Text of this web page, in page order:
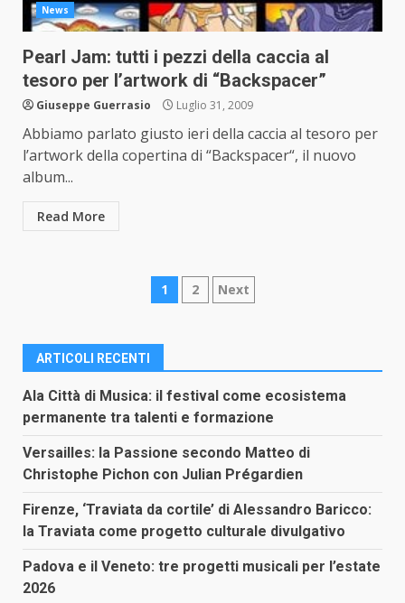
News
Pearl Jam: tutti i pezzi della caccia al
tesoro per l’artwork di “Backspacer”
Giuseppe Guerrasio Luglio 31, 2009
Abbiamo parlato giusto ieri della caccia al tesoro per
l’artwork della copertina di “Backspacer“, il nuovo
album...
Read More
Paginazione
articoli
1 2 Next
ARTICOLI RECENTI
Ala Città di Musica: il festival come ecosistema
permanente tra talenti e formazione
Versailles: la Passione secondo Matteo di
Christophe Pichon con Julian Prégardien
Firenze, ‘Traviata da cortile’ di Alessandro Baricco:
la Traviata come progetto culturale divulgativo
Padova e il Veneto: tre progetti musicali per l’estate
2026